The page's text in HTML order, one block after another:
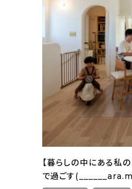
【暮らしの中にある私
で過ごす(______ara.m